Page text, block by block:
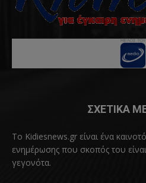
ΣΧΕΤΙΚΑ
Το Kidiesnews.gr είναι ένα
ενημέρωσης που σκοπός του
γεγονότα.